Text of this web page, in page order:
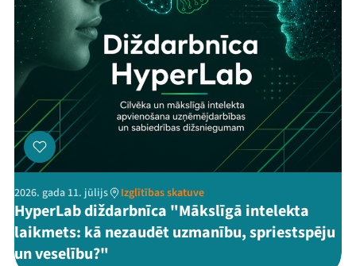
2026. gada 11. jūlijs Izglītības skatuve
HyperLab diždarbnīca "Mākslīgā intelekta
laikmets: kā nezaudēt uzmanību, spriestspēju
un veselību?"